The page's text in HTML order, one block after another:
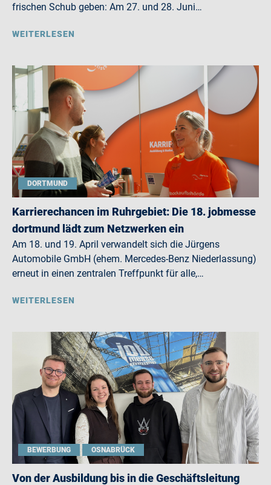
frischen Schub geben: Am 27. und 28. Juni…
WEITERLESEN
DORTMUND
Karrierechancen im Ruhrgebiet: Die 18. jobmesse
dortmund lädt zum Netzwerken ein
Am 18. und 19. April verwandelt sich die Jürgens
Automobile GmbH (ehem. Mercedes-Benz Niederlassung)
erneut in einen zentralen Treffpunkt für alle,…
WEITERLESEN
BEWERBUNG OSNABRÜCK
Von der Ausbildung bis in die Geschäftsleitung